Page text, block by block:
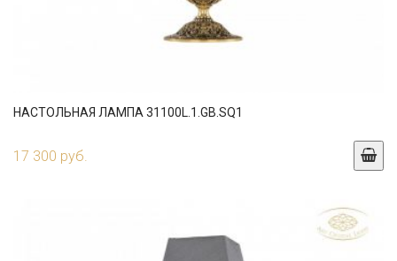
НАСТОЛЬНАЯ ЛАМПА 31100L.1.GB.SQ1
17 300 руб.